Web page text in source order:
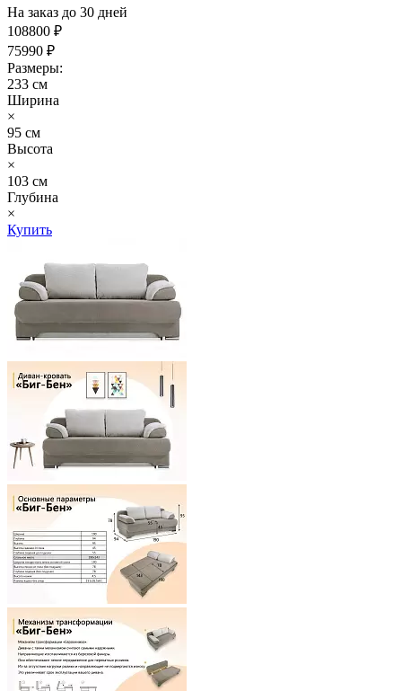
На заказ до 30 дней
108800 ₽
75990 ₽
Размеры:
233 см
Ширина
×
95 см
Высота
×
103 см
Глубина
×
Купить